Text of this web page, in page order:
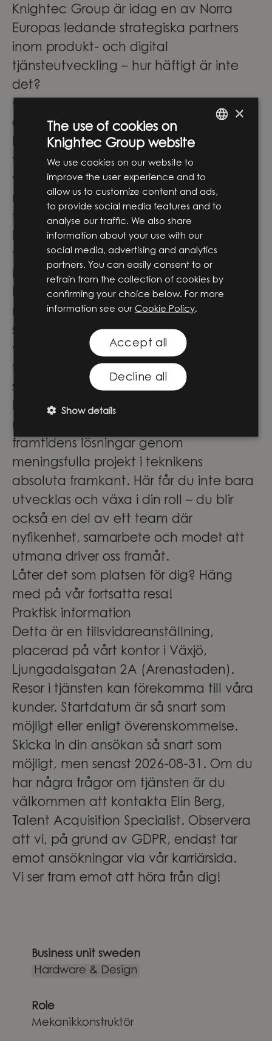
Knightec Group är idag en av Norra
Europas ledande strategiska partners
inom produkt- och digital
tjänsteutveckling – hur häftigt är inte
det?
Genom att förena ingenjörskompetens,
digital expertis och affärsförståelse
hjälper vi våra kunder att omvandla ny
teknik till verkliga lösningar som skapar
värde. Vi arbetar i skärningspunkten
mellan affärsstrategi och
teknikutveckling och stöttar våra
kunder genom hela resan – från de
första idéerna till utveckling,
implementering och vidare utveckling.
På Knightec Group samlas människor
med olika perspektiv, erfarenheter och
specialistområden. Tillsammans skapar
vi innovation som gör verklig skillnad –
för företag, människor och samhället i
stort.
För våra medarbetare innebär det stora
möjligheter att vara med och forma
framtidens lösningar genom
meningsfulla projekt i teknikens
absoluta framkant. Här får du inte bara
utvecklas och växa i din roll – du blir
också en del av ett team där
nyfikenhet, samarbete och modet att
utmana driver oss framåt.
Låter det som platsen för dig? Häng
med på vår fortsatta resa!
Praktisk information
Detta är en tillsvidareanställning,
placerad på vårt kontor i Växjö,
Ljungadalsgatan 2A (Arenastaden).
Resor i tjänsten kan förekomma till våra
kunder. Startdatum är så snart som
möjligt eller enligt överenskommelse.
Skicka in din ansökan så snart som
möjligt, men senast 2026-08-31. Om du
har några frågor om tjänsten är du
välkommen att kontakta Elin Berg,
Talent Acquisition Specialist. Observera
att vi, på grund av GDPR, endast tar
emot ansökningar via vår karriärsida.
Vi ser fram emot att höra från dig!
Business unit sweden
Hardware & Design
Role
Mekanikkonstruktör
×
The use of cookies on
Knightec Group website
We use cookies on our website to
improve the user experience and to
allow us to customize content and ads,
to provide social media features and to
analyse our traffic. We also share
information about your use with our
social media, advertising and analytics
partners. You can easily consent to or
refrain from the collection of cookies by
confirming your choice below. For more
information see our Cookie Policy.
Accept all
Decline all
Show details